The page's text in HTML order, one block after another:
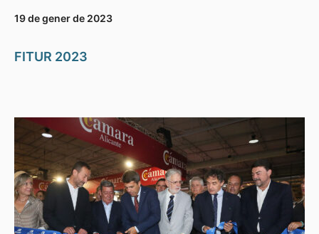
19 de gener de 2023
FITUR 2023